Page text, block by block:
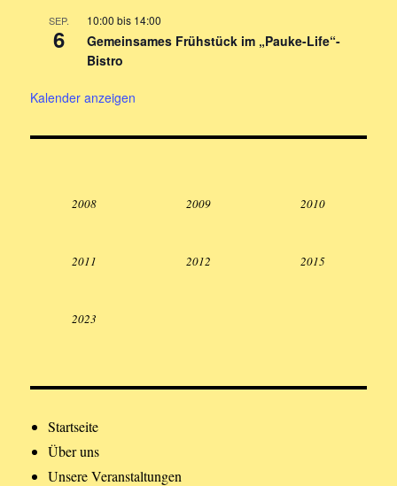
SEP.
6
10:00 bis 14:00
Gemeinsames Frühstück im „Pauke-Life“-
Bistro
Kalender anzeigen
2008 2009 2010
2011 2012 2015
2023
Startseite
Über uns
Unsere Veranstaltungen